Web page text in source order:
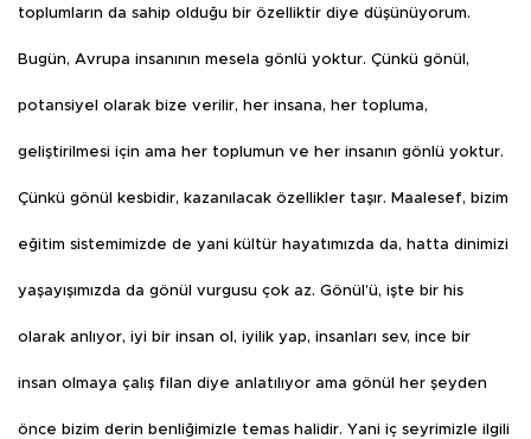
toplumların da sahip olduğu bir özelliktir diye düşünüyorum.
Bugün, Avrupa insanının mesela gönlü yoktur. Çünkü gönül,
potansiyel olarak bize verilir, her insana, her topluma,
geliştirilmesi için ama her toplumun ve her insanın gönlü yoktur.
Çünkü gönül kesbidir, kazanılacak özellikler taşır. Maalesef, bizim
eğitim sistemimizde de yani kültür hayatımızda da, hatta dinimizi
yaşayışımızda da gönül vurgusu çok az. Gönül’ü, işte bir his
olarak anlıyor, iyi bir insan ol, iyilik yap, insanları sev, ince bir
insan olmaya çalış filan diye anlatılıyor ama gönül her şeyden
önce bizim derin benliğimizle temas halidir. Yani iç seyrimizle ilgili